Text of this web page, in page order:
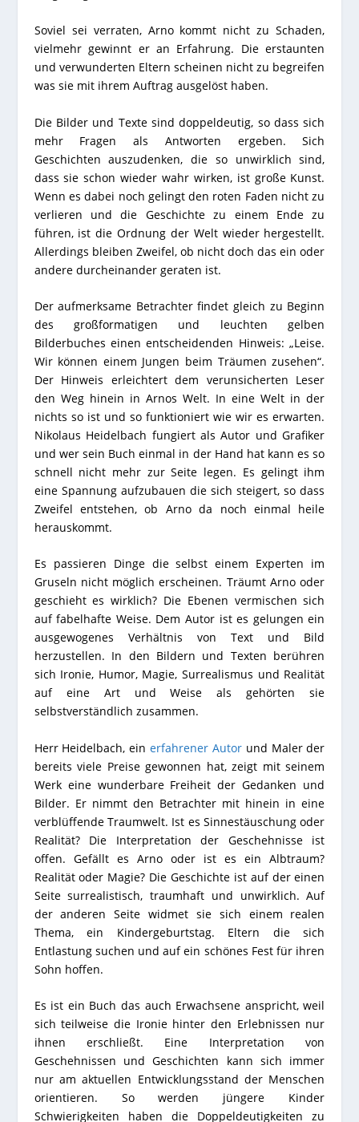
Soviel sei verraten, Arno kommt nicht zu Schaden,
vielmehr gewinnt er an Erfahrung. Die erstaunten
und verwunderten Eltern scheinen nicht zu begreifen
was sie mit ihrem Auftrag ausgelöst haben.
Die Bilder und Texte sind doppeldeutig, so dass sich
mehr Fragen als Antworten ergeben. Sich
Geschichten auszudenken, die so unwirklich sind,
dass sie schon wieder wahr wirken, ist große Kunst.
Wenn es dabei noch gelingt den roten Faden nicht zu
verlieren und die Geschichte zu einem Ende zu
führen, ist die Ordnung der Welt wieder hergestellt.
Allerdings bleiben Zweifel, ob nicht doch das ein oder
andere durcheinander geraten ist.
Der aufmerksame Betrachter findet gleich zu Beginn
des großformatigen und leuchten gelben
Bilderbuches einen entscheidenden Hinweis: „Leise.
Wir können einem Jungen beim Träumen zusehen“.
Der Hinweis erleichtert dem verunsicherten Leser
den Weg hinein in Arnos Welt. In eine Welt in der
nichts so ist und so funktioniert wie wir es erwarten.
Nikolaus Heidelbach fungiert als Autor und Grafiker
und wer sein Buch einmal in der Hand hat kann es so
schnell nicht mehr zur Seite legen. Es gelingt ihm
eine Spannung aufzubauen die sich steigert, so dass
Zweifel entstehen, ob Arno da noch einmal heile
herauskommt.
Es passieren Dinge die selbst einem Experten im
Gruseln nicht möglich erscheinen. Träumt Arno oder
geschieht es wirklich? Die Ebenen vermischen sich
auf fabelhafte Weise. Dem Autor ist es gelungen ein
ausgewogenes Verhältnis von Text und Bild
herzustellen. In den Bildern und Texten berühren
sich Ironie, Humor, Magie, Surrealismus und Realität
auf eine Art und Weise als gehörten sie
selbstverständlich zusammen.
Herr Heidelbach, einerfahrener Autorund Maler der
bereits viele Preise gewonnen hat, zeigt mit seinem
Werk eine wunderbare Freiheit der Gedanken und
Bilder. Er nimmt den Betrachter mit hinein in eine
verblüffende Traumwelt. Ist es Sinnestäuschung oder
Realität? Die Interpretation der Geschehnisse ist
offen. Gefällt es Arno oder ist es ein Albtraum?
Realität oder Magie? Die Geschichte ist auf der einen
Seite surrealistisch, traumhaft und unwirklich. Auf
der anderen Seite widmet sie sich einem realen
Thema, ein Kindergeburtstag. Eltern die sich
Entlastung suchen und auf ein schönes Fest für ihren
Sohn hoffen.
Es ist ein Buch das auch Erwachsene anspricht, weil
sich teilweise die Ironie hinter den Erlebnissen nur
ihnen erschließt. Eine Interpretation von
Geschehnissen und Geschichten kann sich immer
nur am aktuellen Entwicklungsstand der Menschen
orientieren. So werden jüngere Kinder
Schwierigkeiten haben die Doppeldeutigkeiten zu